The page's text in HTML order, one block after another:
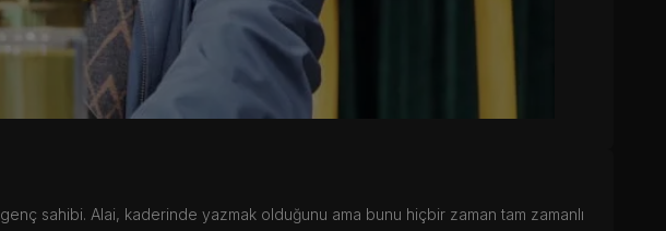
sahibi. Alai, kaderinde yazmak olduğunu ama bunu hiçbir zaman tam zamanlı